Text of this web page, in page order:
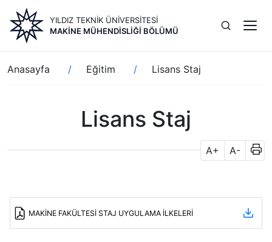
içeriğe
atla
YILDIZ TEKNİK ÜNİVERSİTESİ
MAKINE MÜHENDISLIĞI BÖLÜMÜ
Sayfa
yolu
Anasayfa Eğitim Lisans Staj
Lisans Staj
A+ A-
MAKİNE FAKÜLTESİ STAJ UYGULAMA İLKELERİ